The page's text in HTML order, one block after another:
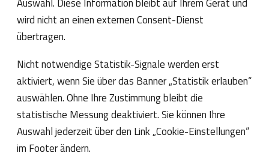
wird nicht an einen externen Consent-Dienst
übertragen.
Nicht notwendige Statistik-Signale werden erst
aktiviert, wenn Sie über das Banner „Statistik erlauben“
auswählen. Ohne Ihre Zustimmung bleibt die
statistische Messung deaktiviert. Sie können Ihre
Auswahl jederzeit über den Link „Cookie-Einstellungen“
im Footer ändern.